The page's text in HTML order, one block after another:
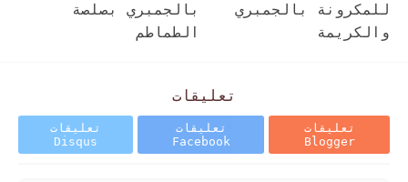
للمكرونة بالجمبري
والكريمة
بالجمبري بصلصة
الطماطم
تعليقات
تعليقات
Blogger
تعليقات
Facebook
تعليقات
Disqus